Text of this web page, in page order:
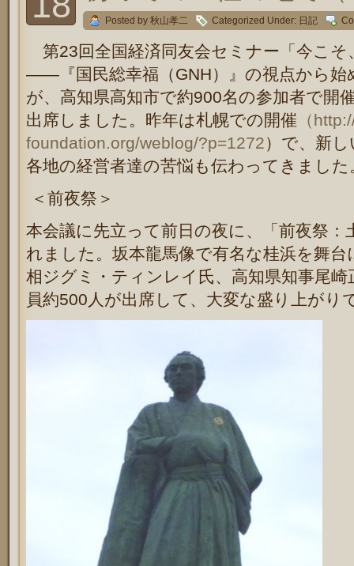
Posted by 秋山孝二 Categorized Under: 日記
第23回全国経済同友会セミナー「今こそ
――『国民総幸福（GNH）』の視点から始
が、高知県高知市で約900名の参加者で開
出席しました。昨年は札幌での開催 （
foundation.org/weblog/?p=1272）で、新
各地の経営者達の苦悩も伝わってきました
＜前夜祭＞
本会議に先立って前日の夜に、「前夜祭
れました。坂本龍馬像で有名な桂浜を舞
相ジグミ・ティンレイ氏、高知県知事尾
員約500人が出席して、大変な盛り上がり